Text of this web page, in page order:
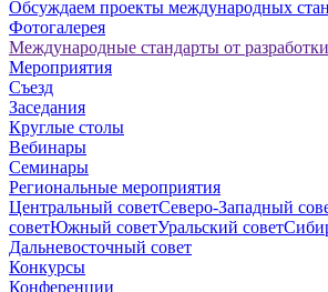
Обсуждаем проекты международных
Фотогалерея
Международные стандарты от
Мероприятия
Съезд
Заседания
Круглые столы
Вебинары
Семинары
Региональные мероприятия
Центральный советСеверо-Западный
советЮжный советУральский совет
Дальневосточный совет
Конкурсы
Конференции